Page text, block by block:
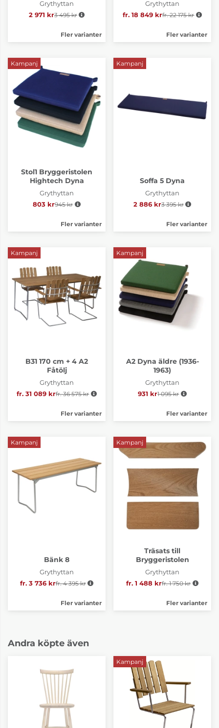
Grythyttan
2 971 kr Ordinarie pris:
3 495 kr
Fler varianter
Grythyttan
fr. 18 849 krOrdinarie pris:
fr. 22 175 kr
Fler varianter
Kampanj
Stol1 Bryggeristolen
Hightech Dyna
Grythyttan
803 kr Ordinarie pris:
945 kr
Fler varianter
Kampanj
Soffa 5 Dyna
Grythyttan
2 886 krOrdinarie pris:
3 395 kr
Fler varianter
Kampanj
B31 170 cm + 4 A2
Fåtölj
Grythyttan
fr. 31 089 krOrdinarie pris:
fr. 36 575 kr
Fler varianter
Kampanj
A2 Dyna äldre (1936-
1963)
Grythyttan
931 kr Ordinarie pris:
1 095 kr
Fler varianter
Kampanj
Bänk 8
Grythyttan
fr. 3 736 krOrdinarie pris:
fr. 4 395 kr
Fler varianter
Kampanj
Träsats till
Bryggeristolen
Grythyttan
fr. 1 488 krOrdinarie pris:
fr. 1 750 kr
Fler varianter
Andra köpte även
Kampanj